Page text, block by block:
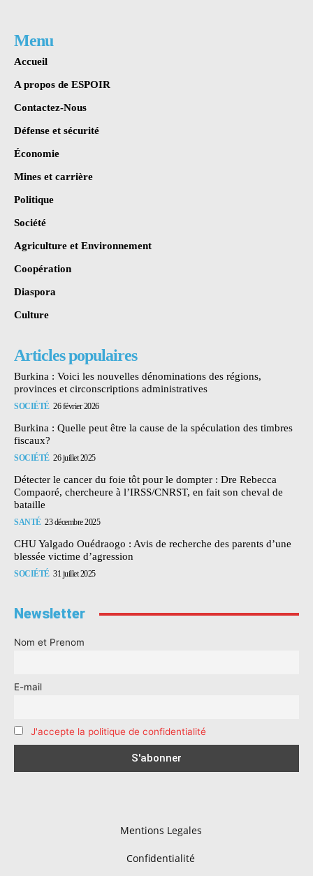
Menu
Accueil
A propos de ESPOIR
Contactez-Nous
Défense et sécurité
Économie
Mines et carrière
Politique
Société
Agriculture et Environnement
Coopération
Diaspora
Culture
Articles populaires
Burkina : Voici les nouvelles dénominations des régions,
provinces et circonscriptions administratives
SOCIÉTÉ 26 février 2026
Burkina : Quelle peut être la cause de la spéculation des timbres
fiscaux?
SOCIÉTÉ 26 juillet 2025
Détecter le cancer du foie tôt pour le dompter : Dre Rebecca
Compaoré, chercheure à l’IRSS/CNRST, en fait son cheval de
bataille
SANTÉ 23 décembre 2025
CHU Yalgado Ouédraogo : Avis de recherche des parents d’une
blessée victime d’agression
SOCIÉTÉ 31 juillet 2025
Newsletter
Nom et Prenom
E-mail
J'accepte la politique de confidentialité
Mentions Legales
Confidentialité